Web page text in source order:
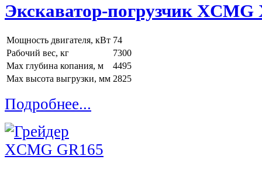
Экскаватор-погрузчик XCMG
Мощность двигателя, кВт 74
Рабочий вес, кг
7300
Max глубина копания, м
4495
Max высота выгрузки, мм 2825
Подробнее...